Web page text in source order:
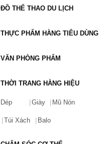
ĐỒ THỂ THAO DU LỊCH
THỰC PHẨM HÀNG TIÊU DÙNG
VĂN PHÒNG PHẨM
THỜI TRANG HÀNG HIỆU
Dép Giày Mũ Nón
Túi Xách Balo